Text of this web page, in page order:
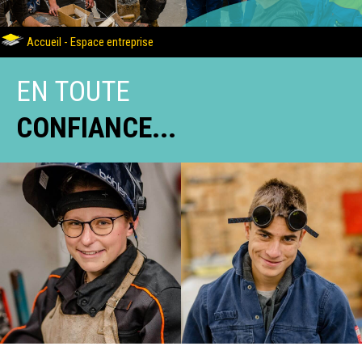
Accueil - Espace entreprise
EN TOUTE
CONFIANCE...